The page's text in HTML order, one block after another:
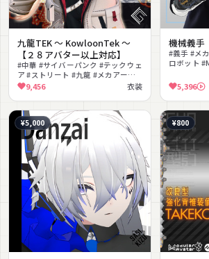
九龍TEK 〜 KowloonTek 〜
【２８アバター以上対応】
#中華 #サイバーパンク #テックウェ
ア #ストリート #九龍 #メカアーム #
かっこいい #男性向け #撮影向け
9,456 衣装
機械義手
#義手 #メ
ロボット
5,396
¥5,000 ¥800